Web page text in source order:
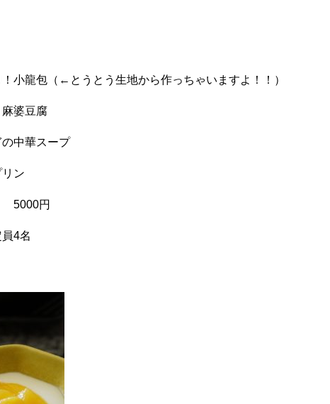
小龍包（←とうとう生地から作っちゃいますよ！！）
麻婆豆腐
中華スープ
ン
5000円
4名